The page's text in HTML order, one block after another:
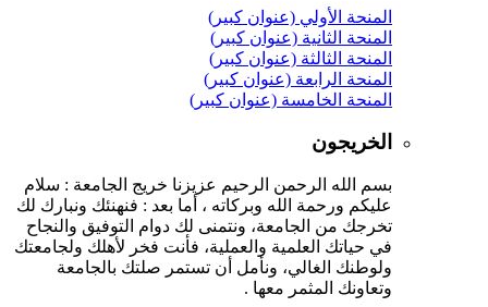
المنحة الأولي (عنوان كبير)
المنحة الثانية (عنوان كبير)
المنحة الثالثة (عنوان كبير)
المنحة الرابعة (عنوان كبير)
المنحة الخامسة (عنوان كبير)
الخريجون
بسم الله الرحمن الرحيم عزيزنا خريج الجامعة : سلام
عليكم ورحمة الله وبركاته ، أما بعد : فنهنئك ونبارك لك
تخرجك من الجامعة، ونتمنى لك دوام التوفيق والنجاح
في حياتك العلمية والعملية، فأنت فخر لأهلك ولجامعتك
ولوطنك الغالي، ونأمل أن تستمر صلتك بالجامعة
وتعاونك المثمر معها .